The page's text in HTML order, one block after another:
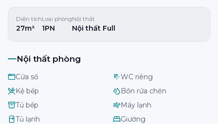
Diện tích
27m²
Loại phòng
1PN
Nội thất
Nội thất Full
Nội thất phòng
Cửa sổ
WC riêng
Kệ bếp
Bồn rửa chén
Tủ bếp
Máy lạnh
Tủ lạnh
Giường